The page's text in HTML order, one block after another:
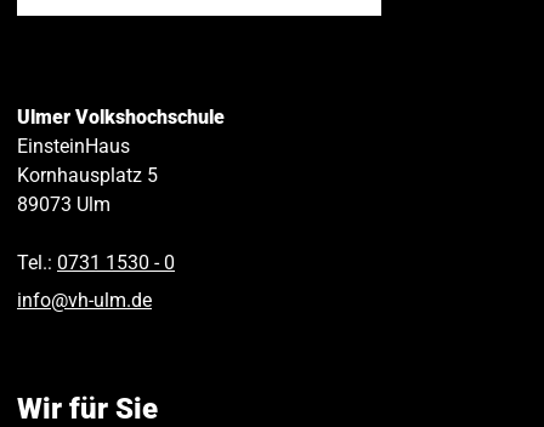
Ulmer Volkshochschule
EinsteinHaus
Kornhausplatz 5
89073 Ulm
Tel.: 0731 1530 ‑ 0
info@vh-ulm.de
Wir für Sie